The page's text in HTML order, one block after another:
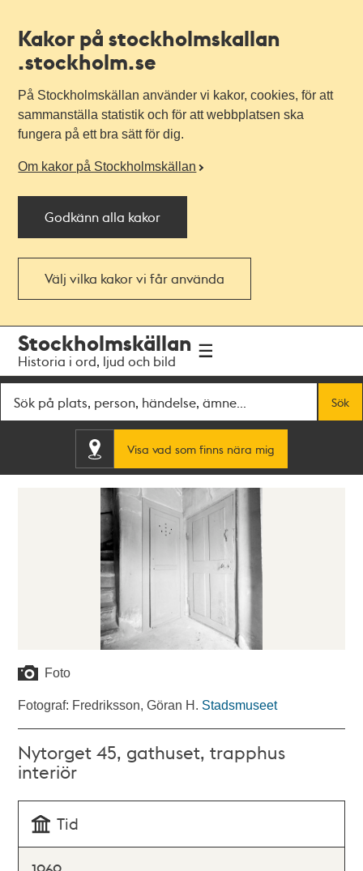
Kakor på stockholmskallan
.stockholm.se
På Stockholmskällan använder vi kakor, cookies, för att
sammanställa statistik och för att webbplatsen ska
fungera på ett bra sätt för dig.
Om kakor på Stockholmskällan
Godkänn alla kakor
Välj vilka kakor vi får använda
navigationen
huvudinnehållet
Stockholmskällan
Historia i ord, ljud och bild
Sök
Visa vad som finns nära mig
Foto
Fotograf: Fredriksson, Göran H. Stadsmuseet
Nytorget 45, gathuset, trapphus
interiör
Tid